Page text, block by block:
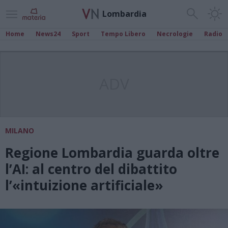
Lombardia
Home News24 Sport Tempo Libero Necrologie Radio
MILANO
Regione Lombardia guarda oltre
l’AI: al centro del dibattito
l’«intuizione artificiale»